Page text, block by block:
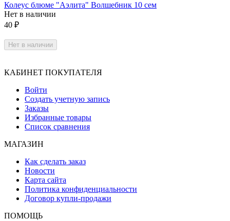
Колеус блюме "Аэлита" Волшебник 10 сем
Нет в наличии
40 ₽
Нет в наличии
КАБИНЕТ ПОКУПАТЕЛЯ
Войти
Создать учетную запись
Заказы
Избранные товары
Список сравнения
МАГАЗИН
Как сделать заказ
Новости
Карта сайта
Политика конфиденциальности
Договор купли-продажи
ПОМОЩЬ